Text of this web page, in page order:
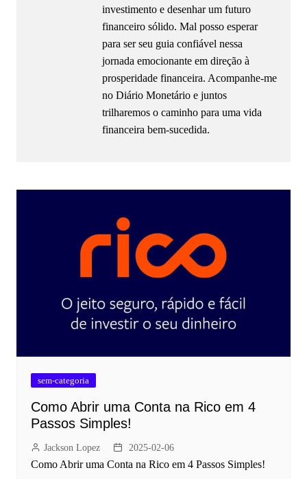
investimento e desenhar um futuro
financeiro sólido. Mal posso esperar
para ser seu guia confiável nessa
jornada emocionante em direção à
prosperidade financeira. Acompanhe-me
no Diário Monetário e juntos
trilharemos o caminho para uma vida
financeira bem-sucedida.
sem-categoria
Como Abrir uma Conta na Rico em 4
Passos Simples!
Jackson Lopez 2025-02-06
Como Abrir uma Conta na Rico em 4 Passos Simples!